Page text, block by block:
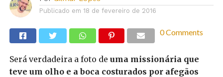
Publicado em 18 de fevereiro de 2016
0 Comments
Será verdadeira a foto de uma missionária que
teve um olho e a boca costurados por afegãos